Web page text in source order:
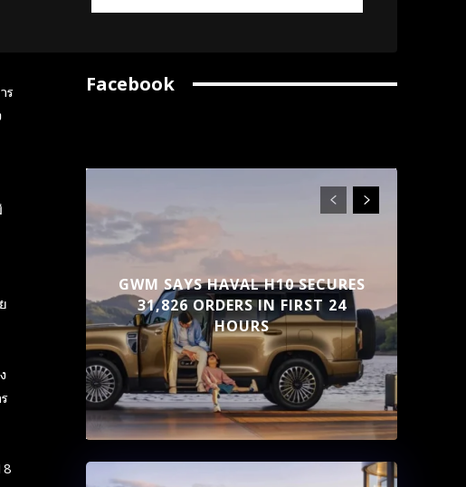
ร
Facebook
GWM SAYS HAVAL H10 SECURES
31,826 ORDERS IN FIRST 24
HOURS